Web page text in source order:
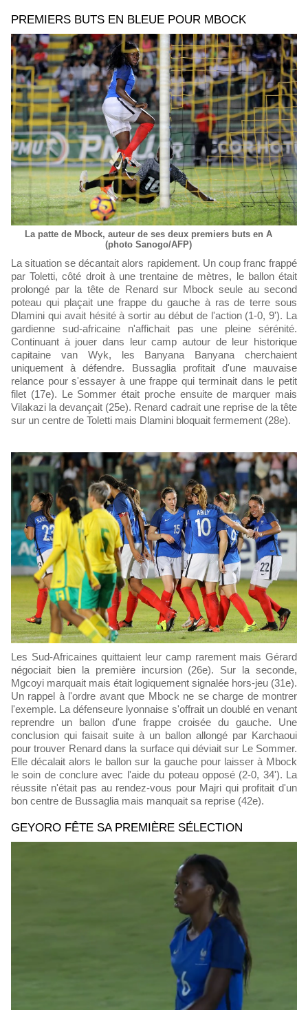
PREMIERS BUTS EN BLEUE POUR MBOCK
La patte de Mbock, auteur de ses deux premiers buts en A
(photo Sanogo/AFP)
La situation se décantait alors rapidement. Un coup franc frappé
par Toletti, côté droit à une trentaine de mètres, le ballon était
prolongé par la tête de Renard sur Mbock seule au second
poteau qui plaçait une frappe du gauche à ras de terre sous
Dlamini qui avait hésité à sortir au début de l'action (1-0, 9'). La
gardienne sud-africaine n'affichait pas une pleine sérénité.
Continuant à jouer dans leur camp autour de leur historique
capitaine van Wyk, les Banyana Banyana cherchaient
uniquement à défendre. Bussaglia profitait d'une mauvaise
relance pour s'essayer à une frappe qui terminait dans le petit
filet (17e). Le Sommer était proche ensuite de marquer mais
Vilakazi la devançait (25e). Renard cadrait une reprise de la tête
sur un centre de Toletti mais Dlamini bloquait fermement (28e).
Les Sud-Africaines quittaient leur camp rarement mais Gérard
négociait bien la première incursion (26e). Sur la seconde,
Mgcoyi marquait mais était logiquement signalée hors-jeu (31e).
Un rappel à l'ordre avant que Mbock ne se charge de montrer
l'exemple. La défenseure lyonnaise s'offrait un doublé en venant
reprendre un ballon d'une frappe croisée du gauche. Une
conclusion qui faisait suite à un ballon allongé par Karchaoui
pour trouver Renard dans la surface qui déviait sur Le Sommer.
Elle décalait alors le ballon sur la gauche pour laisser à Mbock
le soin de conclure avec l'aide du poteau opposé (2-0, 34'). La
réussite n'était pas au rendez-vous pour Majri qui profitait d'un
bon centre de Bussaglia mais manquait sa reprise (42e).
GEYORO FÊTE SA PREMIÈRE SÉLECTION